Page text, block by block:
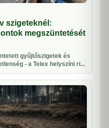
szigeteknél:
megszüntetését
gyűjtőszigetek és
- a Telex helyszíni ri...